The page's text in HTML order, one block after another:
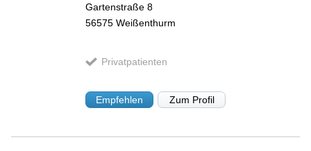
Gartenstraße 8
56575 Weißenthurm
Privatpatienten
Empfehlen Zum Profil